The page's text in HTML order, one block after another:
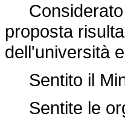
Considerato
proposta
dell'università
Sentito il
Sentite le